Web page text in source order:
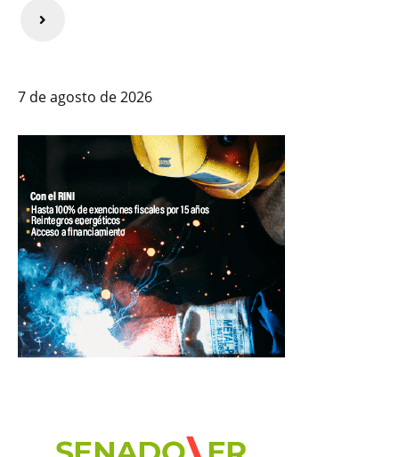
7 de agosto de 2026